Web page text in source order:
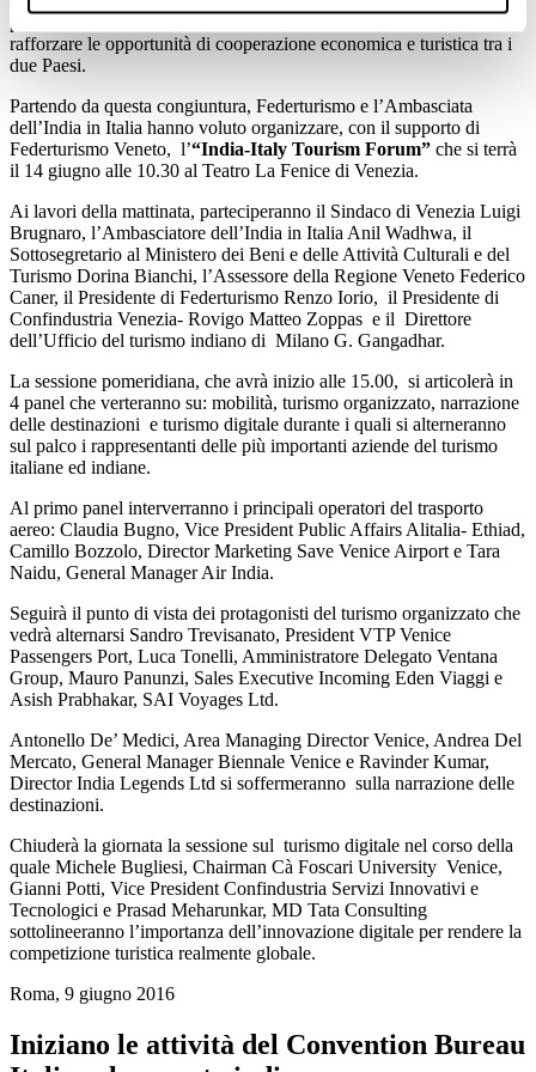
rafforzare le opportunità di cooperazione economica e turistica tra i
due Paesi.
Partendo da questa congiuntura, Federturismo e l’Ambasciata
dell’India in Italia hanno voluto organizzare, con il supporto di
Federturismo Veneto, l’“India-Italy Tourism Forum” che si terrà
il 14 giugno alle 10.30 al Teatro La Fenice di Venezia.
Ai lavori della mattinata, parteciperanno il Sindaco di Venezia Luigi
Brugnaro, l’Ambasciatore dell’India in Italia Anil Wadhwa, il
Sottosegretario al Ministero dei Beni e delle Attività Culturali e del
Turismo Dorina Bianchi, l’Assessore della Regione Veneto Federico
Caner, il Presidente di Federturismo Renzo Iorio, il Presidente di
Confindustria Venezia- Rovigo Matteo Zoppas e il Direttore
dell’Ufficio del turismo indiano di Milano G. Gangadhar.
La sessione pomeridiana, che avrà inizio alle 15.00, si articolerà in
4 panel che verteranno su: mobilità, turismo organizzato, narrazione
delle destinazioni e turismo digitale durante i quali si alterneranno
sul palco i rappresentanti delle più importanti aziende del turismo
italiane ed indiane.
Al primo panel interverranno i principali operatori del trasporto
aereo: Claudia Bugno, Vice President Public Affairs Alitalia- Ethiad,
Camillo Bozzolo, Director Marketing Save Venice Airport e Tara
Naidu, General Manager Air India.
Seguirà il punto di vista dei protagonisti del turismo organizzato che
vedrà alternarsi Sandro Trevisanato, President VTP Venice
Passengers Port, Luca Tonelli, Amministratore Delegato Ventana
Group, Mauro Panunzi, Sales Executive Incoming Eden Viaggi e
Asish Prabhakar, SAI Voyages Ltd.
Antonello De’ Medici, Area Managing Director Venice, Andrea Del
Mercato, General Manager Biennale Venice e Ravinder Kumar,
Director India Legends Ltd si soffermeranno sulla narrazione delle
destinazioni.
Chiuderà la giornata la sessione sul turismo digitale nel corso della
quale Michele Bugliesi, Chairman Cà Foscari University Venice,
Gianni Potti, Vice President Confindustria Servizi Innovativi e
Tecnologici e Prasad Meharunkar, MD Tata Consulting
sottolineeranno l’importanza dell’innovazione digitale per rendere la
competizione turistica realmente globale.
Roma, 9 giugno 2016
Iniziano le attività del Convention Bureau